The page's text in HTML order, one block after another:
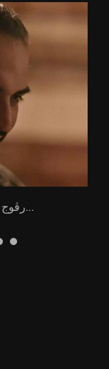
Ragouj Ep 18 – رڨوج الحلقة 18 و...